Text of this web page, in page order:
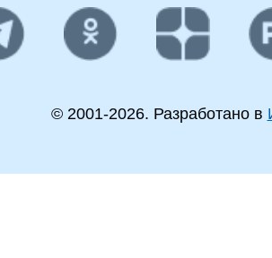
© 2001-2026. Разработано в